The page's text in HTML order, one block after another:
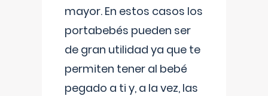
mayor. En estos casos los
portabebés pueden ser
de gran utilidad ya que te
permiten tener al bebé
pegado a ti y, a la vez, las